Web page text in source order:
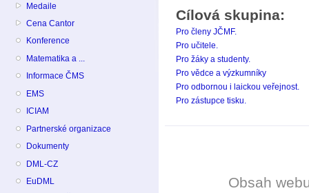
Medaile
Cena Cantor
Konference
Matematika a ...
Informace ČMS
EMS
ICIAM
Partnerské organizace
Dokumenty
DML-CZ
EuDML
Cílová skupina:
Pro členy JČMF.
Pro učitele.
Pro žáky a studenty.
Pro vědce a výzkumníky
Pro odbornou i laickou veřejnost.
Pro zástupce tisku.
Obsah